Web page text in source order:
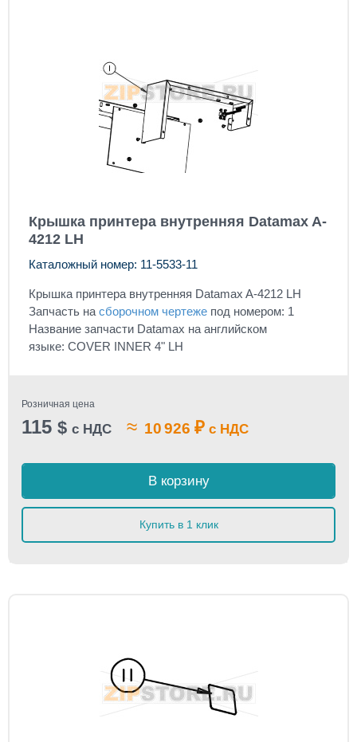
Крышка принтера внутренняя Datamax A-
4212 LH
Каталожный номер: 11-5533-11
Крышка принтера внутренняя Datamax A-4212 LH
Запчасть на сборочном чертеже под номером: 1
Название запчасти Datamax на английском
языке: COVER INNER 4" LH
Розничная цена
115 $ с НДС ≈ 10 926 ₽ с НДС
В корзину
Купить в 1 клик